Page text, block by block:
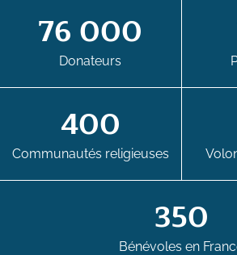
76 000
Donateurs
400
Communautés religieuses
350
Bénévoles en